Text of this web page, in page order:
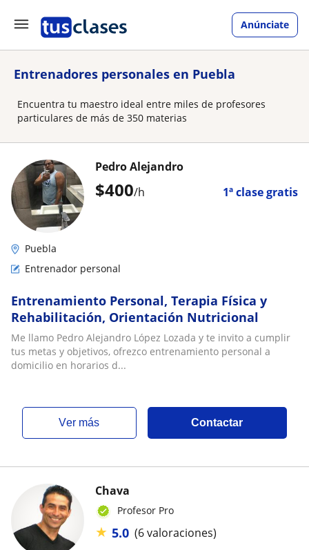
Anúnciate
Entrenadores personales en Puebla
Encuentra tu maestro ideal entre miles de profesores
particulares de más de 350 materias
$400/h 1ª clase gratis
Pedro Alejandro
Puebla
Entrenador personal
Entrenamiento Personal, Terapia Física y
Rehabilitación, Orientación Nutricional
Me llamo Pedro Alejandro López Lozada y te invito a cumplir
tus metas y objetivos, ofrezco entrenamiento personal a
domicilio en horarios d...
ver más Contactar
Chava
Profesor Pro
★ 5.0 (6 valoraciones)